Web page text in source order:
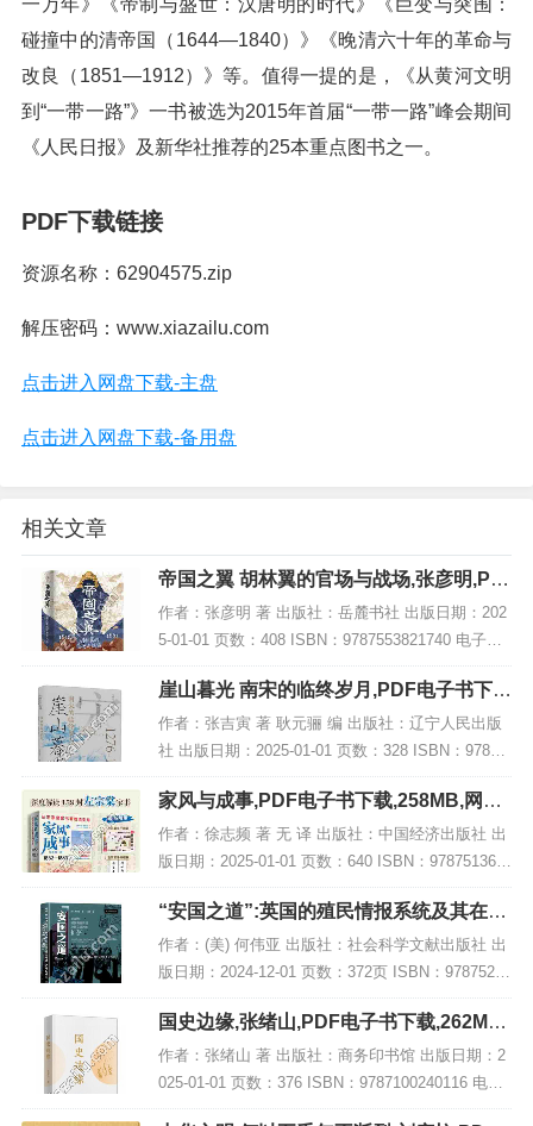
一万年》《帝制与盛世：汉唐明的时代》《巨变与突围：
碰撞中的清帝国（1644—1840）》《晚清六十年的革命与
改良（1851—1912）》等。值得一提的是，《从黄河文明
到“一带一路”》一书被选为2015年首届“一带一路”峰会期间
《人民日报》及新华社推荐的25本重点图书之一。
PDF下载链接
资源名称：62904575.zip
解压密码：www.xiazailu.com
点击进入网盘下载-主盘
点击进入网盘下载-备用盘
相关文章
帝国之翼 胡林翼的官场与战场,张彦明,PD
F电子书网盘下载
作者：张彦明 著 出版社：岳麓书社 出版日期：202
5-01-01 页数：408 ISBN：9787553821740 电子书
大小：219MB [高清扫描版PDF格式] 内容简介 本书
聚焦于...
崖山暮光 南宋的临终岁月,PDF电子书下
载,网盘资源
作者：张吉寅 著 耿元骊 编 出版社：辽宁人民出版
社 出版日期：2025-01-01 页数：328 ISBN：97872
05111533 电子书大小：243MB [高清扫描版PDF格
式] 内...
家风与成事,PDF电子书下载,258MB,网盘
资源
作者：徐志频 著 无 译 出版社：中国经济出版社 出
版日期：2025-01-01 页数：640 ISBN：978751367
9237 电子书大小：258MB [高清扫描版PDF格式] 内
容简...
“安国之道”:英国的殖民情报系统及其在亚
洲的扩张,PDF下载
作者：(美) 何伟亚 出版社：社会科学文献出版社 出
版日期：2024-12-01 页数：372页 ISBN：97875228
32937 电子书大小：187MB [高清扫描版PDF格式]
内容...
国史边缘,张绪山,PDF电子书下载,262MB,
网盘资源
作者：张绪山 著 出版社：商务印书馆 出版日期：2
025-01-01 页数：376 ISBN：9787100240116 电子
书大小：262MB [高清扫描版PDF格式] 内容简介 本